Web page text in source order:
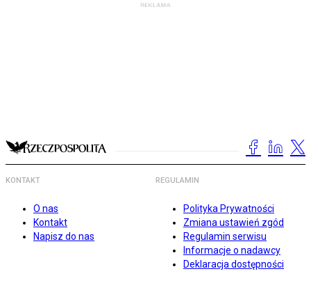
KONTAKT
O nas
Kontakt
Napisz do nas
REGULAMIN
Polityka Prywatności
Zmiana ustawień zgód
Regulamin serwisu
Informacje o nadawcy
Deklaracja dostępności